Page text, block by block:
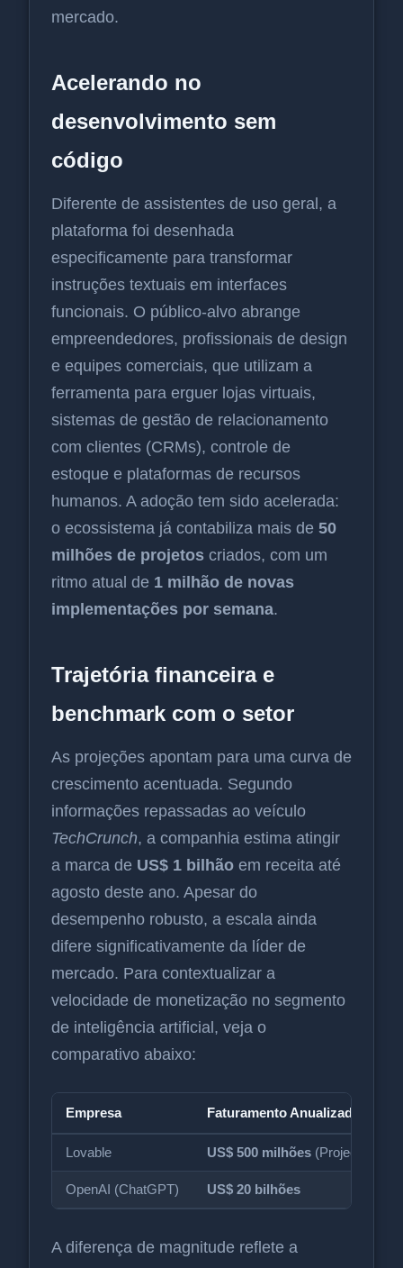
mercado.
Acelerando no
desenvolvimento sem
código
Diferente de assistentes de uso geral, a
plataforma foi desenhada
especificamente para transformar
instruções textuais em interfaces
funcionais. O público-alvo abrange
empreendedores, profissionais de design
e equipes comerciais, que utilizam a
ferramenta para erguer lojas virtuais,
sistemas de gestão de relacionamento
com clientes (CRMs), controle de
estoque e plataformas de recursos
humanos. A adoção tem sido acelerada:
o ecossistema já contabiliza mais de 50
milhões de projetos criados, com um
ritmo atual de 1 milhão de novas
implementações por semana.
Trajetória financeira e
benchmark com o setor
As projeções apontam para uma curva de
crescimento acentuada. Segundo
informações repassadas ao veículo
TechCrunch, a companhia estima atingir
a marca de US$ 1 bilhão em receita até
agosto deste ano. Apesar do
desempenho robusto, a escala ainda
difere significativamente da líder de
mercado. Para contextualizar a
velocidade de monetização no segmento
de inteligência artificial, veja o
comparativo abaixo:
Empresa Faturamento Anualizado
Lovable US$ 500 milhões (Projeção:
OpenAI (ChatGPT) US$ 20 bilhões
A diferença de magnitude reflete a